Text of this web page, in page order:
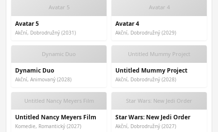
Avatar 5
Avatar 5
Akční, Dobrodružný (2031)
Avatar 4
Avatar 4
Akční, Dobrodružný (2029)
Dynamic Duo
Dynamic Duo
Akční, Animovaný (2028)
Untitled Mummy Project
Untitled Mummy Project
Akční, Dobrodružný (2028)
Untitled Nancy Meyers Film
Untitled Nancy Meyers Film
Komedie, Romantický (2027)
Star Wars: New Jedi Order
Star Wars: New Jedi Order
Akční, Dobrodružný (2027)